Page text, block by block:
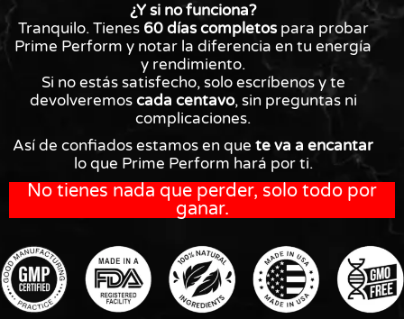
¿Y si no funciona?
Tranquilo. Tienes 60 días completospara probar
Prime Perform y notar la diferencia en tu energía
y rendimiento.
Si no estás satisfecho, solo escríbenos y te
devolveremoscada centavo, sin preguntas ni
complicaciones.
Así de confiados estamos en quete va a encantar
lo que Prime Perform hará por ti.
No tienes nada que perder, solo todo por
ganar.